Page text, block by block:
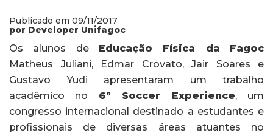
Publicado em 09/11/2017
por Developer Unifagoc
Os alunos de Educação Física da
Fagoc
Matheus Juliani, Edmar Crovato, Jair Soares e
Gustavo Yudi apresentaram um trabalho
acadêmico no 6° Soccer Experience, um
congresso internacional destinado a estudantes e
profissionais de diversas áreas atuantes no